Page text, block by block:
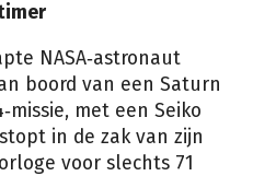
NASA‑astronaut
boord van een Saturn
met een Seiko
in de zak van zijn
voor slechts 71